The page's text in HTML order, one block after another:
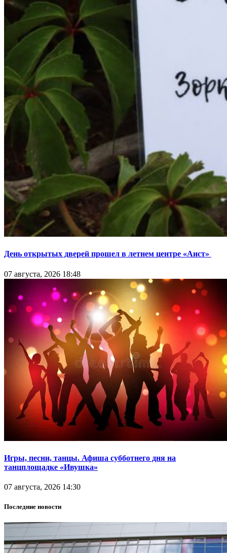
День открытых дверей прошел в летнем центре «Аист»
07 августа, 2026 18:48
Игры, песни, танцы. Афиша субботнего дня на
танцплощадке «Ивушка»
07 августа, 2026 14:30
Последние новости